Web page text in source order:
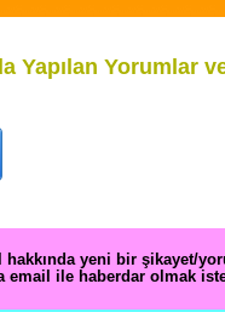
Yapılan Yorumlar
hakkında yeni bir şikayet/
email ile haberdar olmak